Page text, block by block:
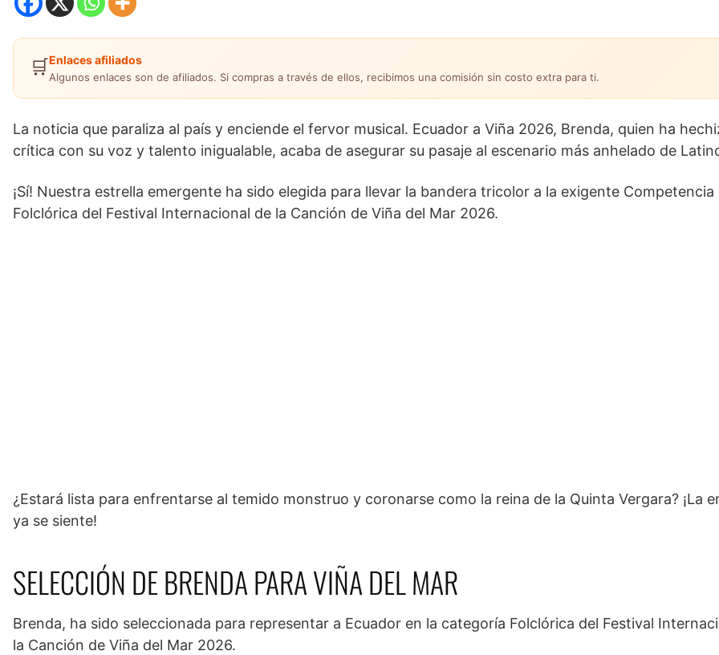
🛒Enlaces afiliados
Algunos enlaces son de afiliados. Si compras a través de ellos, recibimos una comisión sin costo extra para ti.
La noticia que paraliza al país y enciende el fervor musical. Ecuador a Viña 2026, Brenda, quien ha
crítica con su voz y talento inigualable, acaba de asegurar su pasaje al escenario más anhelado de
¡Sí! Nuestra estrella emergente ha sido elegida para llevar la bandera tricolor a la exigente Competencia
Folclórica del Festival Internacional de la Canción de Viña del Mar 2026.
¿Estará lista para enfrentarse al temido monstruo y coronarse como la reina de la Quinta Vergara? ¡La
ya se siente!
SELECCIÓN DE BRENDA PARA VIÑA DEL MAR
Brenda, ha sido seleccionada para representar a Ecuador en la categoría Folclórica del Festival
la Canción de Viña del Mar 2026.